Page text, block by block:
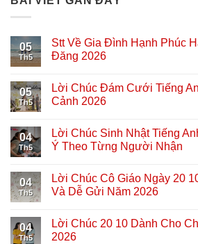
05
Th5
Stt Về Gia Đình Hạnh Phúc
Đăng 2026
05
Th5
Lời Chúc Đám Cưới Tiếng
Cảnh 2026
04
Th5
Lời Chúc Sinh Nhật Tiếng
Ý Theo Từng Người Nhận
04
Th5
Lời Chúc Cô Giáo Ngày 20
Và Dễ Gửi Năm 2026
04
Th5
Lời Chúc 20 10 Dành Cho
2026